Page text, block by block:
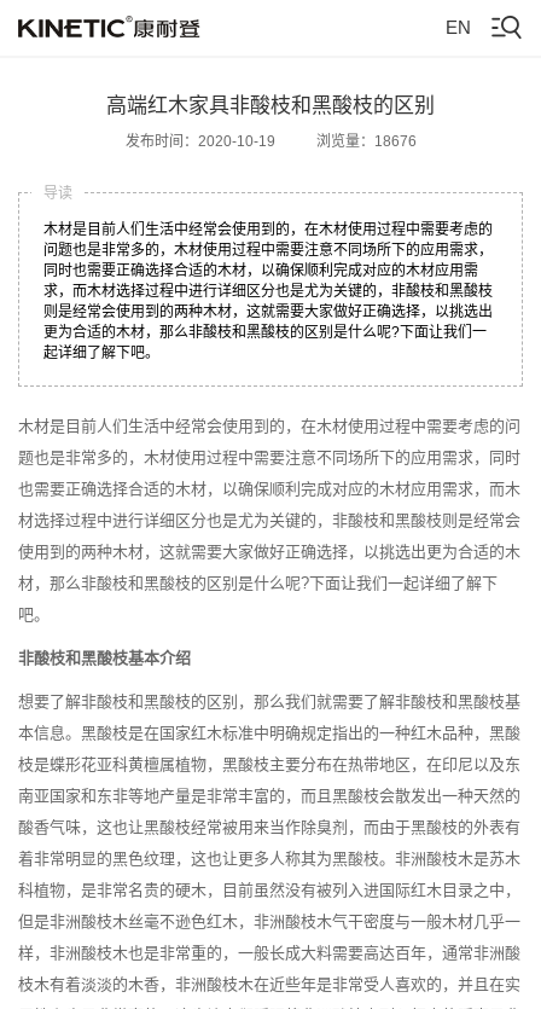
EN
高端红木家具非酸枝和黑酸枝的区别
发布时间：2020-10-19 浏览量：18676
导读
木材是目前人们生活中经常会使用到的，在木材使用过程中需要考虑的
问题也是非常多的，木材使用过程中需要注意不同场所下的应用需求，
同时也需要正确选择合适的木材，以确保顺利完成对应的木材应用需
求，而木材选择过程中进行详细区分也是尤为关键的，非酸枝和黑酸枝
则是经常会使用到的两种木材，这就需要大家做好正确选择，以挑选出
更为合适的木材，那么非酸枝和黑酸枝的区别是什么呢?下面让我们一
起详细了解下吧。
木材是目前人们生活中经常会使用到的，在木材使用过程中需要考虑的问
题也是非常多的，木材使用过程中需要注意不同场所下的应用需求，同时
也需要正确选择合适的木材，以确保顺利完成对应的木材应用需求，而木
材选择过程中进行详细区分也是尤为关键的，非酸枝和黑酸枝则是经常会
使用到的两种木材，这就需要大家做好正确选择，以挑选出更为合适的木
材，那么非酸枝和黑酸枝的区别是什么呢?下面让我们一起详细了解下
吧。
非酸枝和黑酸枝基本介绍
想要了解非酸枝和黑酸枝的区别，那么我们就需要了解非酸枝和黑酸枝基
本信息。黑酸枝是在国家红木标准中明确规定指出的一种红木品种，黑酸
枝是蝶形花亚科黄檀属植物，黑酸枝主要分布在热带地区，在印尼以及东
南亚国家和东非等地产量是非常丰富的，而且黑酸枝会散发出一种天然的
酸香气味，这也让黑酸枝经常被用来当作除臭剂，而由于黑酸枝的外表有
着非常明显的黑色纹理，这也让更多人称其为黑酸枝。非洲酸枝木是苏木
科植物，是非常名贵的硬木，目前虽然没有被列入进国际红木目录之中，
但是非洲酸枝木丝毫不逊色红木，非洲酸枝木气干密度与一般木材几乎一
样，非洲酸枝木也是非常重的，一般长成大料需要高达百年，通常非洲酸
枝木有着淡淡的木香，非洲酸枝木在近些年是非常受人喜欢的，并且在实